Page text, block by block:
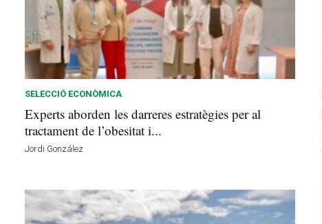
SELECCIÓ ECONÒMICA
Experts aborden les darreres estratègies per al
tractament de l’obesitat i...
Jordi González